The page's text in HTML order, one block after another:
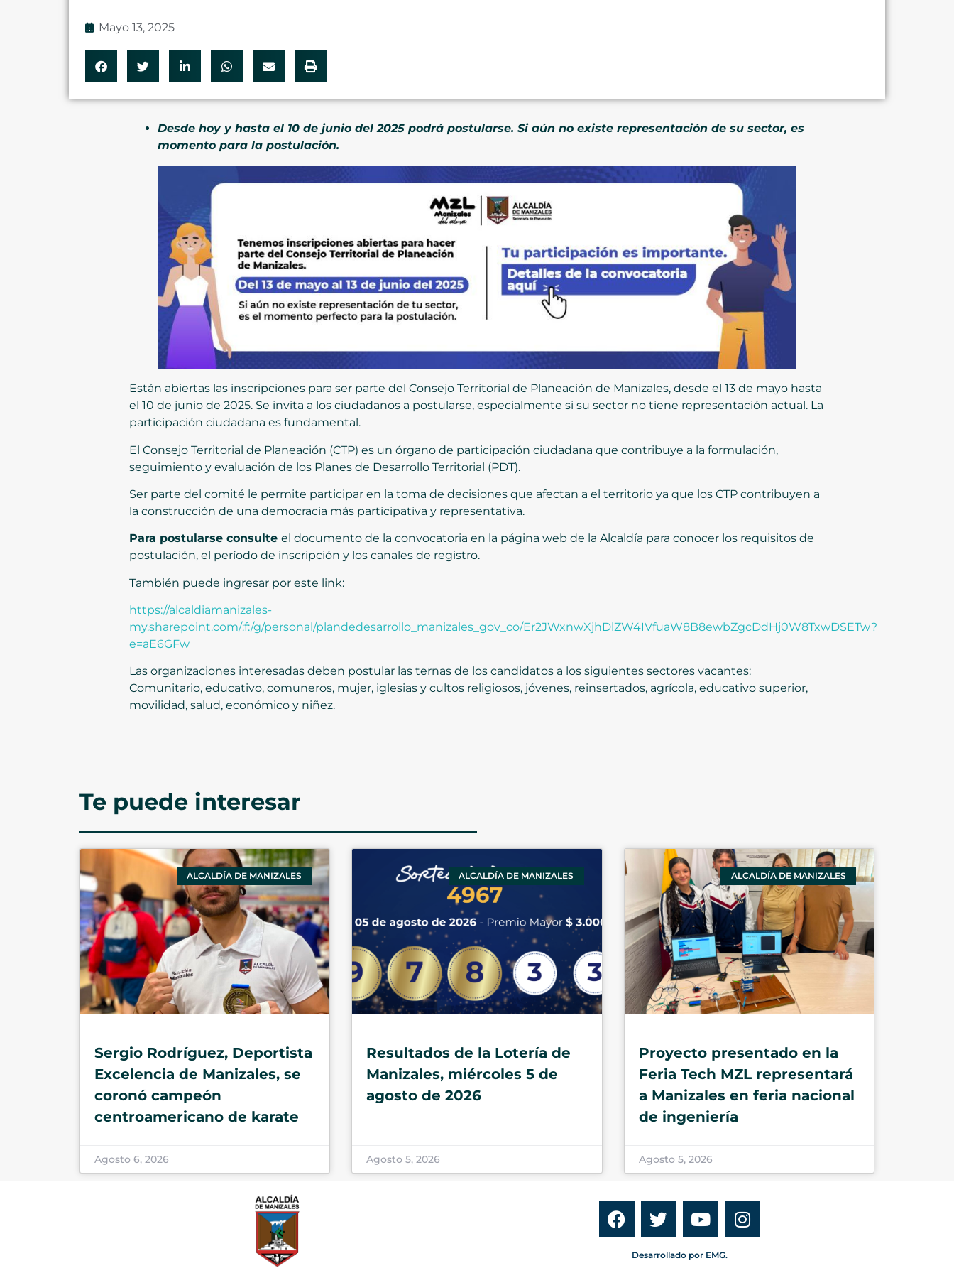
Mayo 13, 2025
Desde hoy y hasta el 10 de junio del 2025 podrá postularse. Si aún no existe representación de su sector, es
momento para la postulación.
Están abiertas las inscripciones para ser parte del Consejo Territorial de Planeación de Manizales, desde el 13 de mayo hasta
el 10 de junio de 2025. Se invita a los ciudadanos a postularse, especialmente si su sector no tiene representación actual. La
participación ciudadana es fundamental.
El Consejo Territorial de Planeación (CTP) es un órgano de participación ciudadana que contribuye a la formulación,
seguimiento y evaluación de los Planes de Desarrollo Territorial (PDT).
Ser parte del comité le permite participar en la toma de decisiones que afectan a el territorio ya que los CTP contribuyen a
la construcción de una democracia más participativa y representativa.
Para postularse consulte el documento de la convocatoria en la página web de la Alcaldía para conocer los requisitos de
postulación, el período de inscripción y los canales de registro.
También puede ingresar por este link:
https://alcaldiamanizales-
my.sharepoint.com/:f:/g/personal/plandedesarrollo_manizales_gov_co/Er2JWxnwXjhDlZW4IVfuaW8B8ewbZgcDdHj0W8TxwDSETw?
e=aE6GFw
Las organizaciones interesadas deben postular las ternas de los candidatos a los siguientes sectores vacantes:
Comunitario, educativo, comuneros, mujer, iglesias y cultos religiosos, jóvenes, reinsertados, agrícola, educativo superior,
movilidad, salud, económico y niñez.
Te puede interesar
ALCALDÍA DE MANIZALES
Sergio Rodríguez, Deportista
Excelencia de Manizales, se
coronó campeón
centroamericano de karate
Agosto 6, 2026
ALCALDÍA DE MANIZALES
Resultados de la Lotería de
Manizales, miércoles 5 de
agosto de 2026
Agosto 5, 2026
ALCALDÍA DE MANIZALES
Proyecto presentado en la
Feria Tech MZL representará
a Manizales en feria nacional
de ingeniería
Agosto 5, 2026
Desarrollado por EMG.